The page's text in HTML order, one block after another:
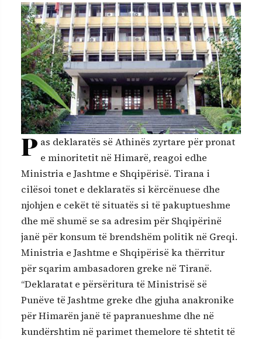
P as deklaratës së Athinës zyrtare për pronat
e minoritetit në Himarë, reagoi edhe
Ministria e Jashtme e Shqipërisë. Tirana i
cilësoi tonet e deklaratës si kërcënuese dhe
njohjen e cekët të situatës si të pakuptueshme
dhe më shumë se sa adresim për Shqipërinë
janë për konsum të brendshëm politik në Greqi.
Ministria e Jashtme e Shqipërisë ka thërritur
për sqarim ambasadoren greke në Tiranë.
“Deklaratat e përsëritura të Ministrisë së
Punëve të Jashtme greke dhe gjuha anakronike
për Himarën janë të papranueshme dhe në
kundërshtim në parimet themelore të shtetit të